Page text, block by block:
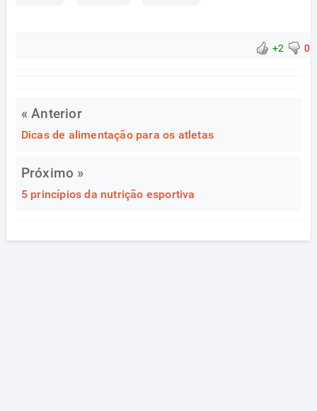
+2 0
« Anterior
Dicas de alimentação para os atletas
Próximo »
5 princípios da nutrição esportiva